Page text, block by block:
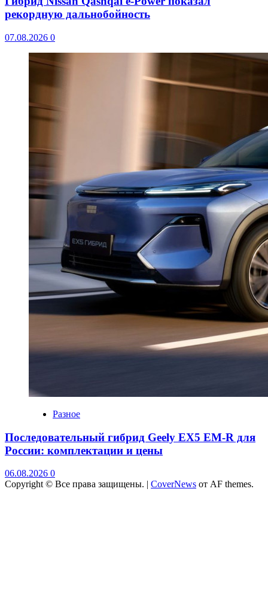
рекордную дальнобойность
07.08.2026 0
Разное
Последовательный гибрид Geely EX5 EM-R для
России: комплектации и цены
06.08.2026 0
Copyright © Все права защищены. | CoverNews от AF themes.